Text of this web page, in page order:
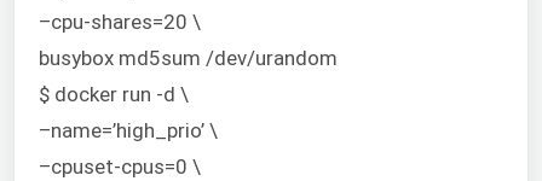
–cpu-shares=20 \
busybox md5sum /dev/urandom
$ docker run -d \
–name=’high_prio’ \
–cpuset-cpus=0 \